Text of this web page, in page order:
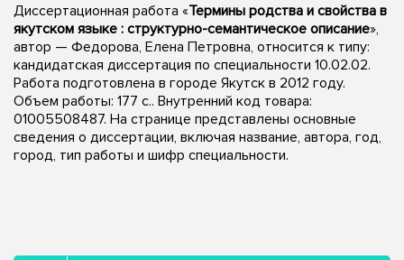
Диссертационная работа «Термины родства и свойства в
якутском языке : структурно-семантическое описание»,
автор — Федорова, Елена Петровна, относится к типу:
кандидатская диссертация по специальности 10.02.02.
Работа подготовлена в городе Якутск в 2012 году.
Объем работы: 177 с.. Внутренний код товара:
01005508487. На странице представлены основные
сведения о диссертации, включая название, автора, год,
город, тип работы и шифр специальности.